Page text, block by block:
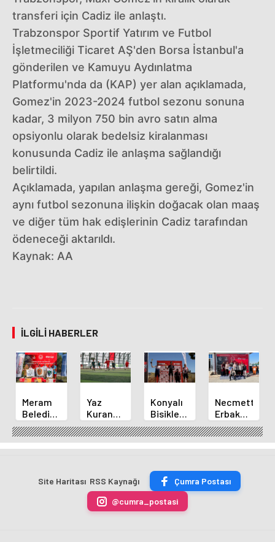
transferi için Cadiz ile anlaştı.
Trabzonspor Sportif Yatırım ve Futbol
İşletmeciliği Ticaret AŞ'den Borsa İstanbul'a
gönderilen ve Kamuyu Aydınlatma
Platformu'nda da (KAP) yer alan açıklamada,
Gomez'in 2023-2024 futbol sezonu sonuna
kadar, 3 milyon 750 bin avro satın alma
opsiyonlu olarak bedelsiz kiralanması
konusunda Cadiz ile anlaşma sağlandığı
belirtildi.
Açıklamada, yapılan anlaşma gereği, Gomez'in
aynı futbol sezonuna ilişkin doğacak olan maaş
ve diğer tüm hak edişlerinin Cadiz tarafından
ödeneceği aktarıldı.
Kaynak: AA
İLGILI HABERLER
Meram
Belediyespor
Okçuları
Türkiye
Şampiyonası'ndan
Yaz
Kuran
Kursu
Öğrencileri
Futbol
Konyalı
Bisikletçi
Ahmet
Can
Akpınar
Madalyayı
Aldı
Necmettin
Erbakan
Üniversitesi
Geleneksel
Okçulukta
Site Haritası RSS Kaynağı
Çumra Postası
@cumra_postasi